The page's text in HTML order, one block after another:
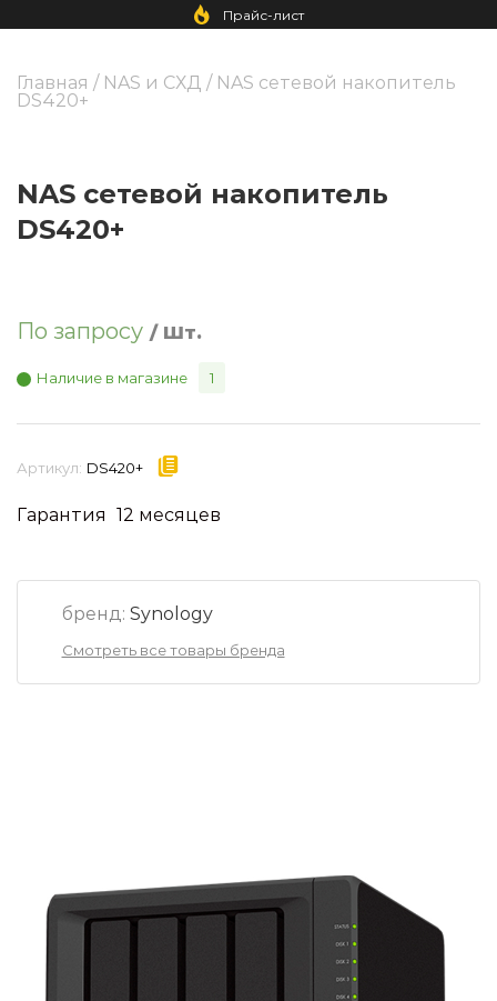
Прайс-лист
Главная / NAS и СХД / NAS сетевой накопитель
DS420+
NAS сетевой накопитель
DS420+
По запросу / Шт.
Наличие в магазине 1
Артикул: DS420+
Гарантия 12 месяцев
бренд: Synology
Смотреть все товары бренда